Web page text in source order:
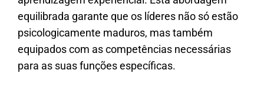
equilibrada garante que os líderes não só estão
psicologicamente maduros, mas também
equipados com as competências necessárias
para as suas funções específicas.